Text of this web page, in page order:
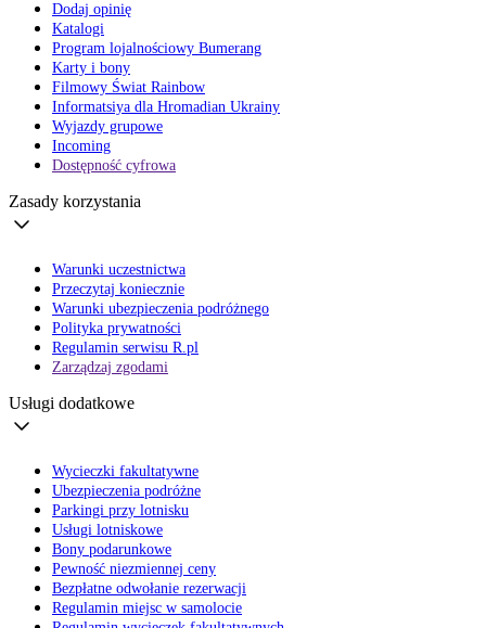
Dodaj opinię
Katalogi
Program lojalnościowy Bumerang
Karty i bony
Filmowy Świat Rainbow
Informatsiya dla Hromadian Ukrainy
Wyjazdy grupowe
Incoming
Dostępność cyfrowa
Zasady korzystania
Warunki uczestnictwa
Przeczytaj koniecznie
Warunki ubezpieczenia podróżnego
Polityka prywatności
Regulamin serwisu R.pl
Zarządzaj zgodami
Usługi dodatkowe
Wycieczki fakultatywne
Ubezpieczenia podróżne
Parkingi przy lotnisku
Usługi lotniskowe
Bony podarunkowe
Pewność niezmiennej ceny
Bezpłatne odwołanie rezerwacji
Regulamin miejsc w samolocie